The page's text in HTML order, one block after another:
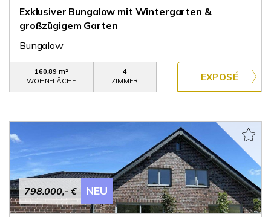
Exklusiver Bungalow mit Wintergarten &
großzügigem Garten
Bungalow
160,89 m²
WOHNFLÄCHE
4
ZIMMER
798.000,- € NEU